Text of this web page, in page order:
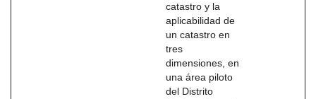
catastro y la
aplicabilidad de
un catastro en
tres
dimensiones, en
una área piloto
del Distrito